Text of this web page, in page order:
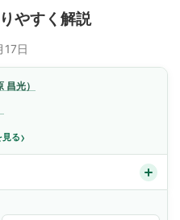
やすく解説
17日
光）
見る›